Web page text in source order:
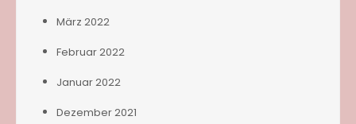
März 2022
Februar 2022
Januar 2022
Dezember 2021